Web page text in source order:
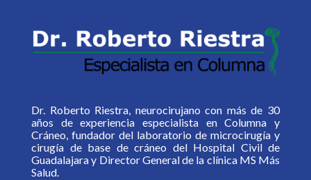
Dr. Roberto Riestra, neurocirujano con más de 30
años de experiencia especialista en Columna y
Cráneo, fundador del laboratorio de microcirugía y
cirugía de base de cráneo del Hospital Civil de
Guadalajara y Director General de la clínica MS Más
Salud.